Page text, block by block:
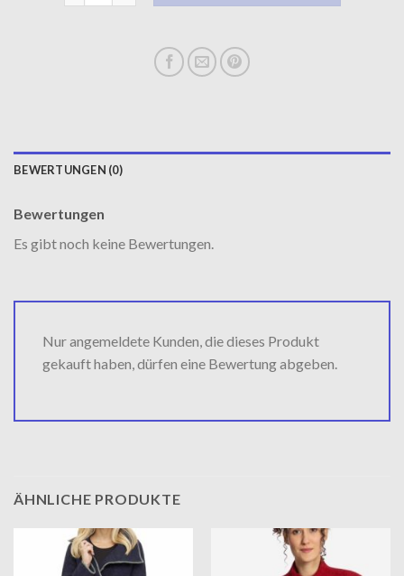
BEWERTUNGEN (0)
Bewertungen
Es gibt noch keine Bewertungen.
Nur angemeldete Kunden, die dieses Produkt
gekauft haben, dürfen eine Bewertung abgeben.
ÄHNLICHE PRODUKTE